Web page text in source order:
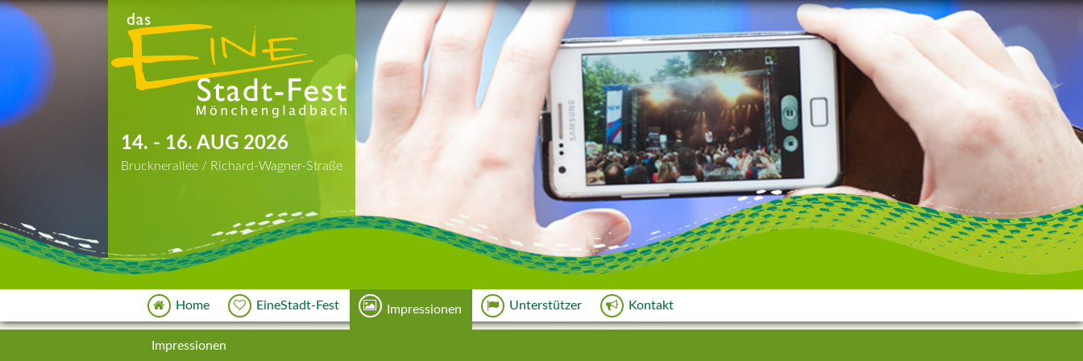
14. - 16. AUG 2026
Brucknerallee / Richard-Wagner-Straße
Home EineStadt-Fest Impressionen
Impressionen
Unterstützer Kontakt